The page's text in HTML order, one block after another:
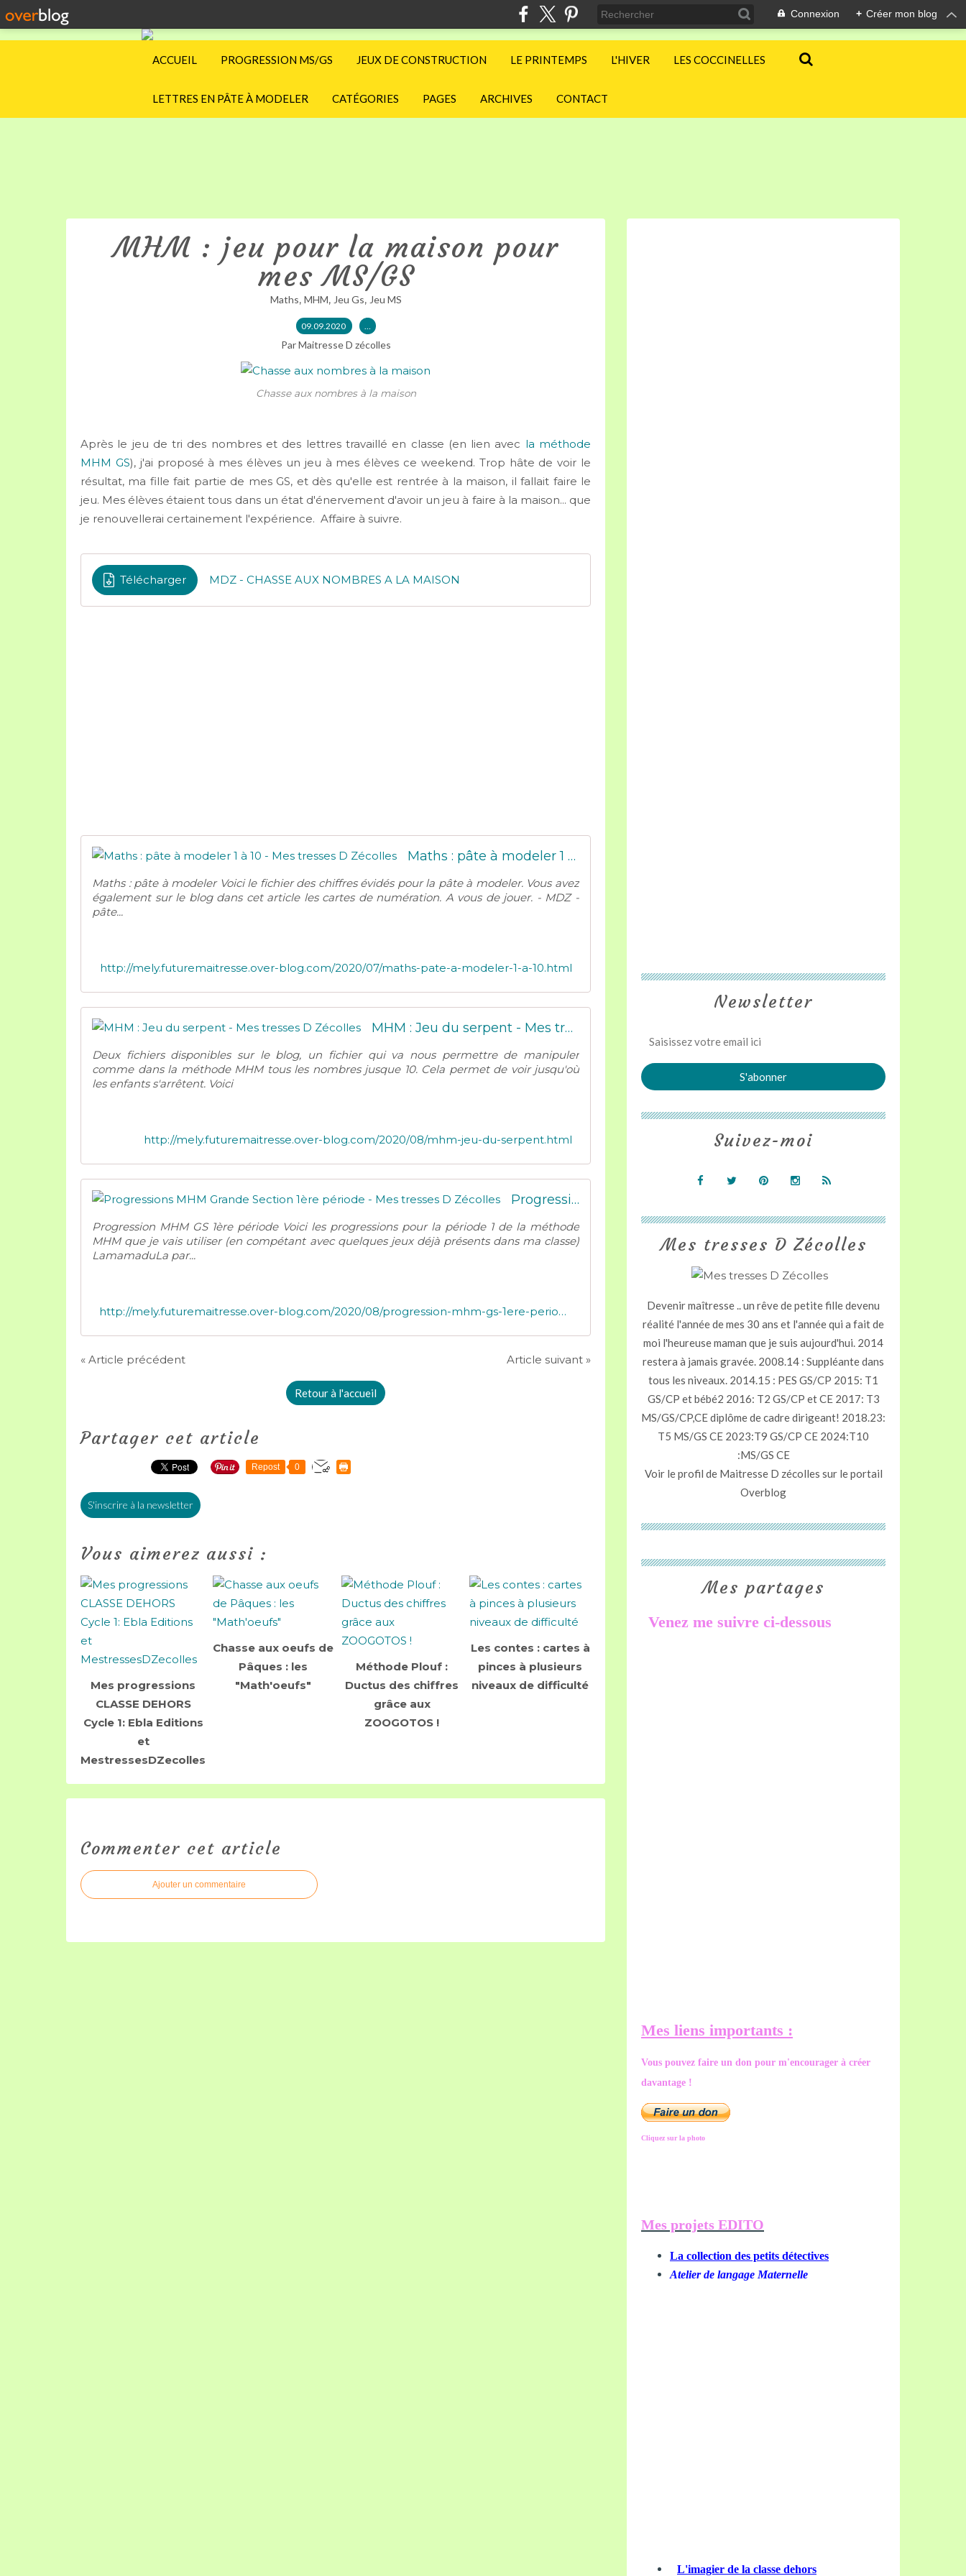
Connexion + Créer mon blog
ACCUEIL PROGRESSION MS/GS JEUX DE CONSTRUCTION LE PRINTEMPS L'HIVER LES COCCINELLES
LETTRES EN PÂTE À MODELER CATÉGORIES PAGES ARCHIVES CONTACT
MHM : jeu pour la maison pour
mes MS/GS
Maths, MHM, Jeu Gs, Jeu MS
09.09.2020 …
Par Maitresse D zécolles
Chasse aux nombres à la maison
Après le jeu de tri des nombres et des lettres travaillé en classe (en lien avec la méthode
MHM GS), j'ai proposé à mes élèves un jeu à mes élèves ce weekend. Trop hâte de voir le
résultat, ma fille fait partie de mes GS, et dès qu'elle est rentrée à la maison, il fallait faire le
jeu. Mes élèves étaient tous dans un état d'énervement d'avoir un jeu à faire à la maison... que
je renouvellerai certainement l'expérience. Affaire à suivre.
Télécharger MDZ - CHASSE AUX NOMBRES A LA MAISON
Maths : pâte à modeler 1 à 10 - Mes tresses D Zécolles
Maths : pâte à modeler Voici le fichier des chiffres évidés pour la pâte à modeler. Vous avez
également sur le blog dans cet article les cartes de numération. A vous de jouer. - MDZ -
pâte...
http://mely.futuremaitresse.over-blog.com/2020/07/maths-pate-a-modeler-1-a-10.html
MHM : Jeu du serpent - Mes tresses D Zécolles
Deux fichiers disponibles sur le blog, un fichier qui va nous permettre de manipuler
comme dans la méthode MHM tous les nombres jusque 10. Cela permet de voir jusqu'où
les enfants s'arrêtent. Voici
http://mely.futuremaitresse.over-blog.com/2020/08/mhm-jeu-du-serpent.html
Progressions MHM Grande Section 1ère période - Mes tresses D Zécolles
Progression MHM GS 1ère période Voici les progressions pour la période 1 de la méthode
MHM que je vais utiliser (en compétant avec quelques jeux déjà présents dans ma classe)
LamamaduLa par...
http://mely.futuremaitresse.over-blog.com/2020/08/progression-mhm-gs-1ere-periode.html
« Article précédent Article suivant »
Retour à l'accueil
Partager cet article
Repost 0
S'inscrire à la newsletter
Vous aimerez aussi :
Mes progressions
CLASSE DEHORS
Cycle 1: Ebla Editions
et
MestressesDZecolles
Chasse aux oeufs de
Pâques : les
"Math'oeufs"
Méthode Plouf :
Ductus des chiffres
grâce aux
ZOOGOTOS !
Les contes : cartes à
pinces à plusieurs
niveaux de difficulté
Commenter cet article
Ajouter un commentaire
Newsletter
Mes tresses D Zécolles
Devenir maîtresse .. un rêve de petite fille devenu
réalité l'année de mes 30 ans et l'année qui a fait de
moi l'heureuse maman que je suis aujourd'hui. 2014
restera à jamais gravée. 2008.14 : Suppléante dans
tous les niveaux. 2014.15 : PES GS/CP 2015: T1
GS/CP et bébé2 2016: T2 GS/CP et CE 2017: T3
MS/GS/CP,CE diplôme de cadre dirigeant! 2018.23:
T5 MS/GS CE 2023:T9 GS/CP CE 2024:T10
:MS/GS CE
Voir le profil de Maitresse D zécolles sur le portail
Overblog
Suivez-moi
Mes partages
Venez me suivre ci-dessous
Mes liens importants :
Vous pouvez faire un don pour m'encourager à créer
davantage !
Cliquez sur la photo
Mes projets EDITO
La collection des petits détectives
Atelier de langage Maternelle
L'imagier de la classe dehors